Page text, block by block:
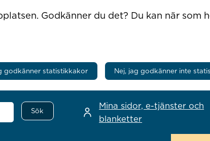
Godkänner du det? Du kan när som
godkänner statistikkakor Nej, jag godkänner inte
Mina sidor, e-tjänster och
blanketter